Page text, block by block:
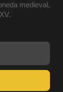
medieval,